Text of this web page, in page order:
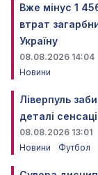
Вже мінус 1
втрат
Україну
08.08.2026 14:04
Новини
Ліверпуль
деталі
08.08.2026 13:01
Новини
Футбол